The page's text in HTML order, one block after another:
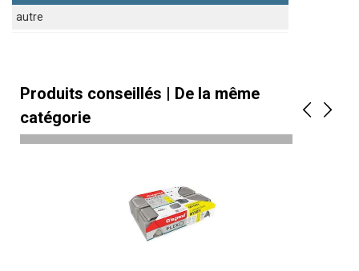
autre
Produits conseillés | De la même
catégorie